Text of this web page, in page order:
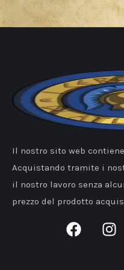
Il nostro sito web
Acquistando tramite i
il nostro lavoro senza
prezzo del prodotto